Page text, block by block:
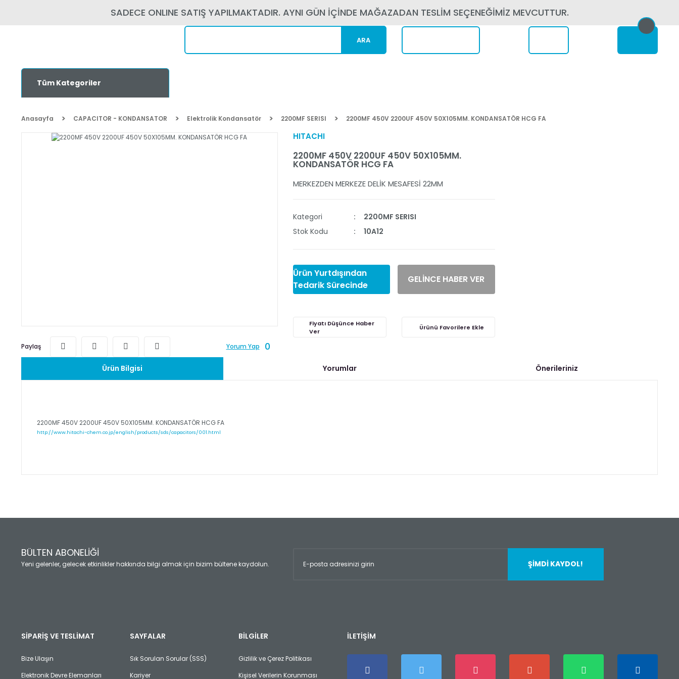
SADECE ONLINE SATIŞ YAPILMAKTADIR. AYNI GÜN İÇİNDE MAĞAZADAN TESLİM SEÇENEĞİMİZ MEVCUTTUR.
ARA
Tüm Kategoriler
Anasayfa CAPACITOR - KONDANSATOR Elektrolik Kondansatör 2200MF SERISI 2200MF 450V 2200UF 450V 50X105MM. KONDANSATÖR HCG FA
Paylaş Yorum Yap 0
HITACHI
2200MF 450V 2200UF 450V 50X105MM.
KONDANSATÖR HCG FA
MERKEZDEN MERKEZE DELİK MESAFESİ 22MM
Kategori
2200MF SERISI
Stok Kodu
10A12
Ürün Yurtdışından
Tedarik Sürecinde
GELİNCE HABER VER
Fiyatı Düşünce Haber
Ver
Ürün Bilgisi Yorumlar Önerileriniz
2200MF 450V 2200UF 450V 50X105MM. KONDANSATÖR HCG FA
http://www.hitachi-chem.co.jp/english/products/sds/capacitors/001.html
Yorum Yaz
Ürün açıklamasında eksik bilgiler bulunuyor.
Ürün fiyatı diğer sitelerden daha pahalı.
Bu ürüne benzer farklı alternatifler olmalı.
BÜLTEN ABONELİĞİ
Yeni gelenler, gelecek etkinlikler hakkında bilgi almak için bizim bültene kaydolun. ŞİMDİ KAYDOL!
SİPARİŞ VE TESLİMAT
Bize Ulaşın
Elektronik Devre Elemanları
SAYFALAR
Sık Sorulan Sorular (SSS)
Kariyer
BİLGİLER
Gizlilik ve Çerez Politikası
Kişisel Verilerin Korunması
İLETİŞİM